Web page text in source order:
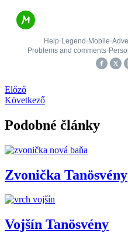
Előző
Következő
Podobné články
Zvonička Tanösvény
Vojšín Tanösvény